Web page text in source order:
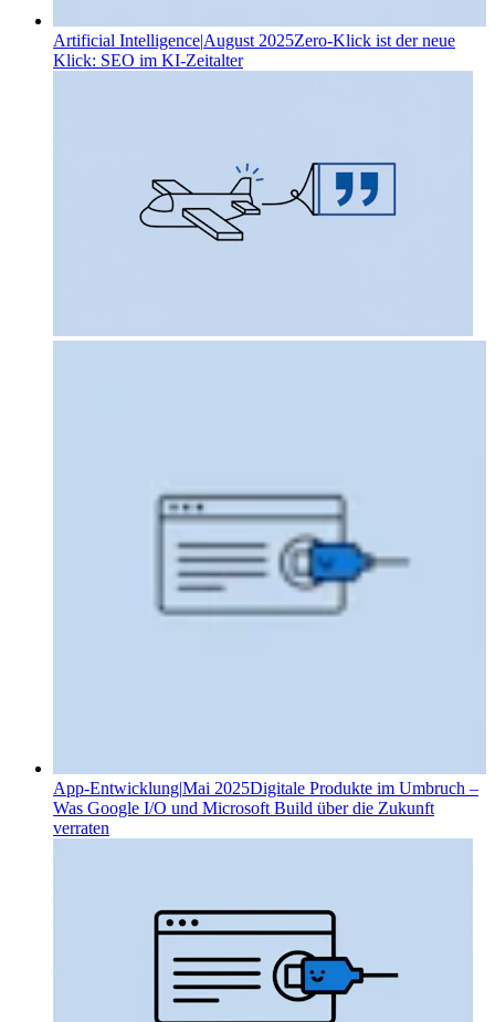
Artificial Intelligence|August 2025Zero-Klick ist der neue
Klick: SEO im KI-Zeitalter
App-Entwicklung|Mai 2025Digitale Produkte im Umbruch –
Was Google I/O und Microsoft Build über die Zukunft
verraten